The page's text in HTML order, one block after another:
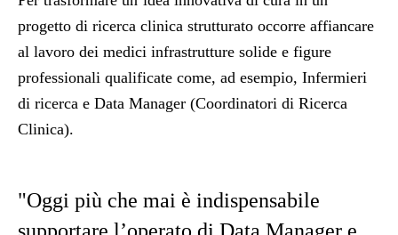
progetto di ricerca clinica strutturato occorre affiancare
al lavoro dei medici infrastrutture solide e figure
professionali qualificate come, ad esempio, Infermieri
di ricerca e Data Manager (Coordinatori di Ricerca
Clinica).
"Oggi più che mai è indispensabile